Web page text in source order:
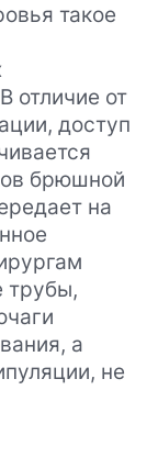
такое
отличие от
доступ
брюшной
на
трубы,
а
не